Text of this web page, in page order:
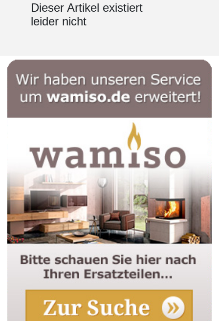
Dieser Artikel existiert
leider nicht